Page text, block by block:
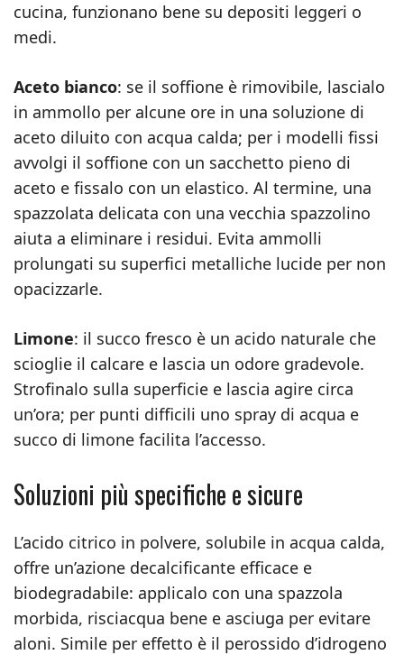
cucina, funzionano bene su depositi leggeri o
medi.
Aceto bianco: se il soffione è rimovibile, lascialo
in ammollo per alcune ore in una soluzione di
aceto diluito con acqua calda; per i modelli fissi
avvolgi il soffione con un sacchetto pieno di
aceto e fissalo con un elastico. Al termine, una
spazzolata delicata con una vecchia spazzolino
aiuta a eliminare i residui. Evita ammolli
prolungati su superfici metalliche lucide per non
opacizzarle.
Limone: il succo fresco è un acido naturale che
scioglie il calcare e lascia un odore gradevole.
Strofinalo sulla superficie e lascia agire circa
un’ora; per punti difficili uno spray di acqua e
succo di limone facilita l’accesso.
Soluzioni più specifiche e sicure
L’acido citrico in polvere, solubile in acqua calda,
offre un’azione decalcificante efficace e
biodegradabile: applicalo con una spazzola
morbida, risciacqua bene e asciuga per evitare
aloni. Simile per effetto è il perossido d’idrogeno